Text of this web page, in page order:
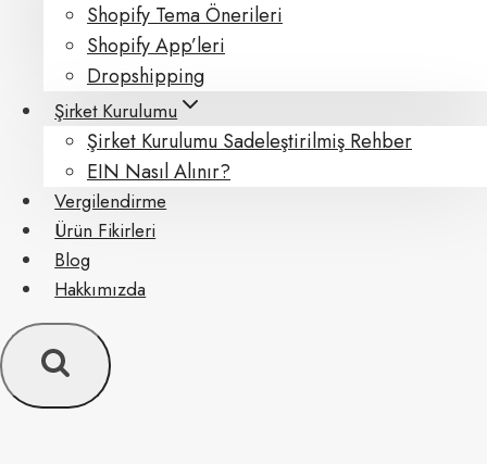
Shopify Tema Önerileri
Shopify App’leri
Dropshipping
Şirket Kurulumu
Şirket Kurulumu Sadeleştirilmiş Rehber
EIN Nasıl Alınır?
Vergilendirme
Ürün Fikirleri
Blog
Hakkımızda